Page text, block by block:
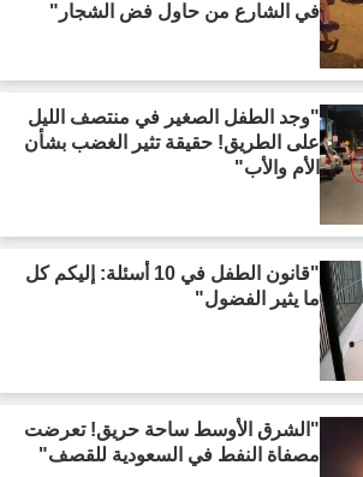
في الشارع من حاول فض الشجار"
"وجد الطفل الصغير في منتصف الليل
على الطريق! حقيقة تثير الغضب بشأن
الأم والأب"
"قانون الطفل في 10 أسئلة: إليكم كل
ما يثير الفضول"
"الشرق الأوسط ساحة حريق! تعرضت
مصفاة النفط في السعودية للقصف"